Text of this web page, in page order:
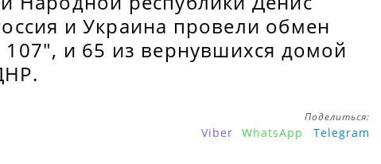
и Украина провели обмен
и 65 из вернувшихся домой
Поделиться:
Viber WhatsApp Telegram